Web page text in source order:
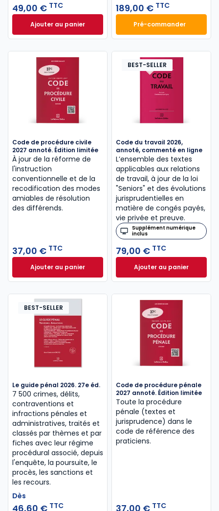
49,00 € TTC
Ajouter au panierCode civil 2027, annoté à 49,00 € TTC
189,00 € TTC
Pré-commander
Mémento
Code de procédure civile
2027 annoté. Édition limitée
À jour de la réforme de
l'instruction
conventionnelle et de la
recodification des modes
amiables de résolution
des différends.
37,00 € TTC
Ajouter au panierCode de procédure civile 2027 annoté. Édition
BEST-SELLER
Code du travail 2026,
annoté, commenté en ligne
L’ensemble des textes
applicables aux relations
de travail, à jour de la loi
"Seniors" et des évolutions
jurisprudentielles en
matière de congés payés,
vie privée et preuve.
Supplément numérique
inclus
79,00 € TTC
Ajouter au panier
Code du travail
BEST-SELLER
Le guide pénal 2026. 27e éd.
7 500 crimes, délits,
contraventions et
infractions pénales et
administratives, traités et
classés par thèmes et par
fiches avec leur régime
procédural associé, depuis
l'enquête, la poursuite, le
procès, les sanctions et
les recours.
Dès
46,60 € TTC
Code de procédure pénale
2027 annoté. Édition limitée
Toute la procédure
pénale (textes et
jurisprudence) dans le
code de référence des
praticiens.
37,00 € TTC